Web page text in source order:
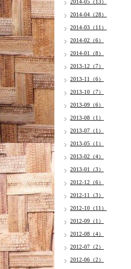
2014-05（13）
2014-04（28）
2014-03（11）
2014-02（6）
2014-01（8）
2013-12（7）
2013-11（6）
2013-10（7）
2013-09（6）
2013-08（1）
2013-07（1）
2013-05（1）
2013-02（4）
2013-01（3）
2012-12（6）
2012-11（3）
2012-10（11）
2012-09（1）
2012-08（4）
2012-07（2）
2012-06（2）